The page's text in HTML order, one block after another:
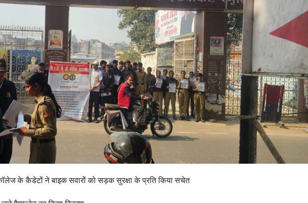
के कैडेटों ने बाइक सवारों को सड़क सुरक्षा के प्रति किया सचेत